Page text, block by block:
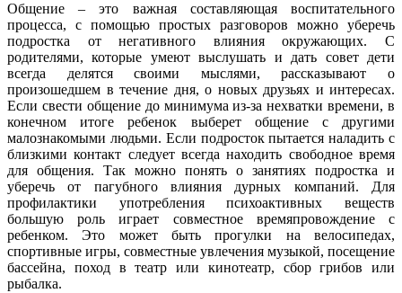
Общение – это важная составляющая воспитательного
процесса, с помощью простых разговоров можно уберечь
подростка от негативного влияния окружающих. С
родителями, которые умеют выслушать и дать совет дети
всегда делятся своими мыслями, рассказывают о
произошедшем в течение дня, о новых друзьях и интересах.
Если свести общение до минимума из-за нехватки времени, в
конечном итоге ребенок выберет общение с другими
малознакомыми людьми. Если подросток пытается наладить с
близкими контакт следует всегда находить свободное время
для общения. Так можно понять о занятиях подростка и
уберечь от пагубного влияния дурных компаний. Для
профилактики употребления психоактивных веществ
большую роль играет совместное времяпровождение с
ребенком. Это может быть прогулки на велосипедах,
спортивные игры, совместные увлечения музыкой, посещение
бассейна, поход в театр или кинотеатр, сбор грибов или
рыбалка.